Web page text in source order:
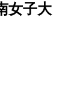
女子大